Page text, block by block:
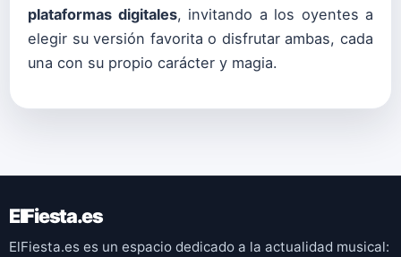
plataformas digitales, invitando a los oyentes a
elegir su versión favorita o disfrutar ambas, cada
una con su propio carácter y magia.
ElFiesta.es
ElFiesta.es es un espacio dedicado a la actualidad musical: